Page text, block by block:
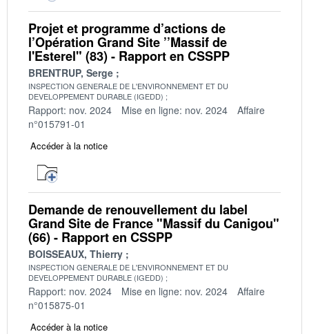
Projet et programme d’actions de
l’Opération Grand Site ’’Massif de
l'Esterel" (83) - Rapport en CSSPP
BRENTRUP, Serge
INSPECTION GENERALE DE L'ENVIRONNEMENT ET DU
DEVELOPPEMENT DURABLE (IGEDD)
Rapport: nov. 2024 Mise en ligne: nov. 2024
Affaire
n°015791-01
Accéder à la notice
Demande de renouvellement du label
Grand Site de France "Massif du Canigou"
(66) - Rapport en CSSPP
BOISSEAUX, Thierry
INSPECTION GENERALE DE L'ENVIRONNEMENT ET DU
DEVELOPPEMENT DURABLE (IGEDD)
Rapport: nov. 2024 Mise en ligne: nov. 2024
Affaire
n°015875-01
Accéder à la notice